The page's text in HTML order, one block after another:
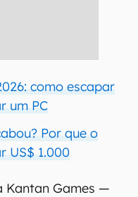
como escapar
um PC
Por que o
US$ 1.000
Kantan Games —